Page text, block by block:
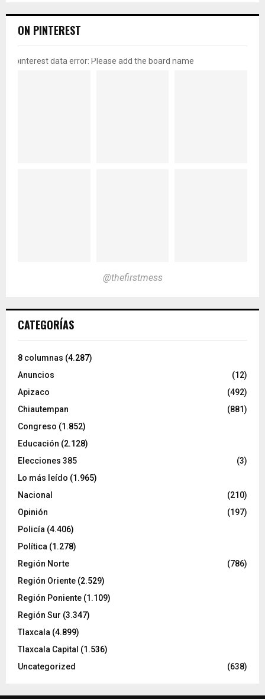
ON PINTEREST
pinterest data error: Please add the board name
@thefirstmess
CATEGORÍAS
8 columnas (4.287)
Anuncios
(12)
Apizaco
(492)
Chiautempan
(881)
Congreso (1.852)
Educación (2.128)
Elecciones 385
(3)
Lo más leído (1.965)
Nacional
(210)
Opinión
(197)
Policía (4.406)
Política (1.278)
Región Norte
(786)
Región Oriente (2.529)
Región Poniente (1.109)
Región Sur (3.347)
Tlaxcala (4.899)
Tlaxcala Capital (1.536)
Uncategorized
(638)